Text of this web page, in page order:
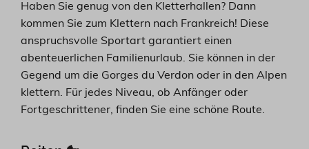
Haben Sie genug von den Kletterhallen? Dann
kommen Sie zum Klettern nach Frankreich! Diese
anspruchsvolle Sportart garantiert einen
abenteuerlichen Familienurlaub. Sie können in der
Gegend um die Gorges du Verdon oder in den Alpen
klettern. Für jedes Niveau, ob Anfänger oder
Fortgeschrittener, finden Sie eine schöne Route.